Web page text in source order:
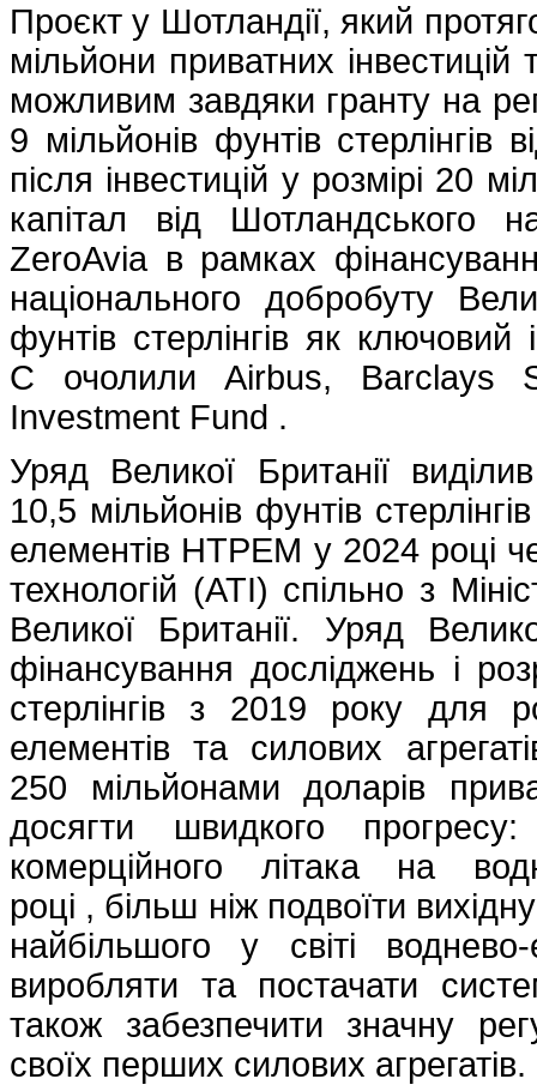
Проєкт у Шотландії, який
мільйони приватних
можливим завдяки гранту на
9 мільйонів фунтів
після інвестицій у розмірі 20
капітал від Шотландського
ZeroAvia в рамках
національного добробуту
фунтів стерлінгів як
C очолили Airbus, Barclays
Investment Fund .
Уряд Великої Британії
10,5 мільйонів фунтів
елементів HTPEM у 2024 році
технологій (ATI) спільно з
Великої Британії. Уряд
фінансування досліджень і
стерлінгів з 2019 року для
елементів та силових
250 мільйонами доларів
досягти швидкого
комерційного літака на
році , більш ніж подвоїти
найбільшого у світі
виробляти та постачати
також забезпечити значну
своїх перших силових агрегатів.